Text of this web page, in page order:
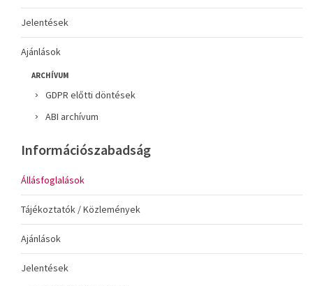
Jelentések
Ajánlások
ARCHÍVUM
GDPR előtti döntések
ABI archívum
Információszabadság
Állásfoglalások
Tájékoztatók / Közlemények
Ajánlások
Jelentések